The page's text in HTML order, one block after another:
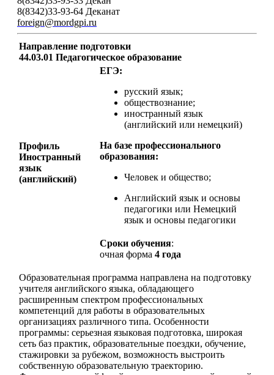
8(8342)33-93-64 Деканат
foreign@mordgpi.ru
Направление подготовки
44.03.01 Педагогическое образование
Профиль
Иностранный
язык
(английский)
ЕГЭ:
русский язык;
обществознание;
иностранный язык
(английский или немецкий)
На базе профессионального
образования:
Человек и общество;
Английский язык и основы
педагогики или Немецкий
язык и основы педагогики
Сроки обучения:
очная форма 4 года
Образовательная программа направлена на подготовку
учителя английского языка, обладающего
расширенным спектром профессиональных
компетенций для работы в образовательных
организациях различного типа. Особенности
программы: серьезная языковая подготовка, широкая
сеть баз практик, образовательные поездки, обучение,
стажировки за рубежом, возможность выстроить
собственную образовательную траекторию.